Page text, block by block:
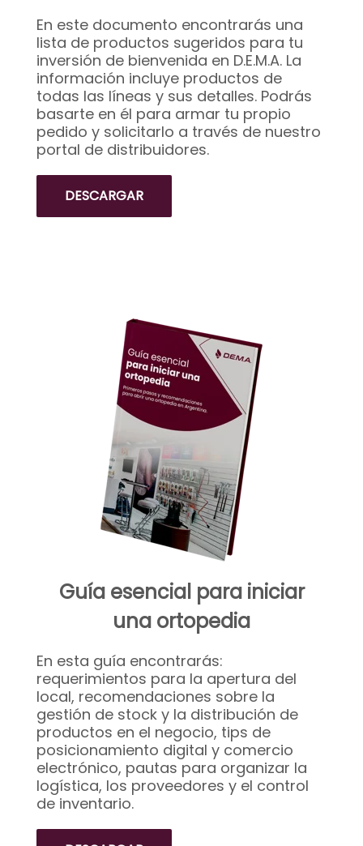
En este documento encontrarás una
lista de productos sugeridos para tu
inversión de bienvenida en D.E.M.A. La
información incluye productos de
todas las líneas y sus detalles. Podrás
basarte en él para armar tu propio
pedido y solicitarlo a través de nuestro
portal de distribuidores.
DESCARGAR
Guía esencial para iniciar
una ortopedia
En esta guía encontrarás:
requerimientos para la apertura del
local, recomendaciones sobre la
gestión de stock y la distribución de
productos en el negocio, tips de
posicionamiento digital y comercio
electrónico, pautas para organizar la
logística, los proveedores y el control
de inventario.